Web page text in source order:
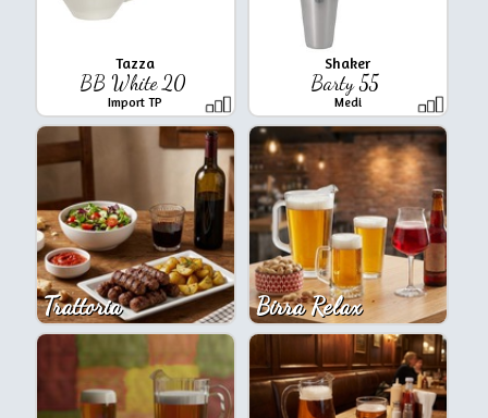
Tazza
BB White 20
Import TP
Shaker
Barty 55
Medi
Trattoria Birra Relax